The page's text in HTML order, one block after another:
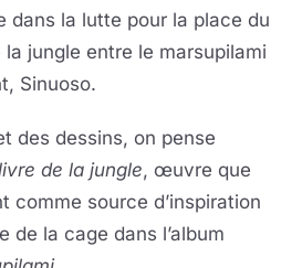
dans la lutte pour la place du
jungle entre le marsupilami
Sinuoso.
des dessins, on pense
de la jungle, œuvre que
comme source d’inspiration
de la cage dans l’album